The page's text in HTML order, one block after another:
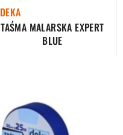
DEKA
TAŚMA MALARSKA EXPERT
BLUE